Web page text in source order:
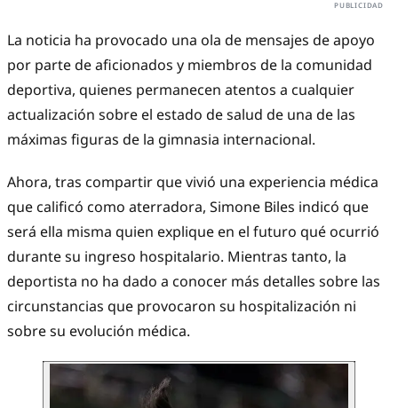
La noticia ha provocado una ola de mensajes de apoyo
por parte de aficionados y miembros de la comunidad
deportiva, quienes permanecen atentos a cualquier
actualización sobre el estado de salud de una de las
máximas figuras de la gimnasia internacional.
Ahora, tras compartir que vivió una experiencia médica
que calificó como aterradora, Simone Biles indicó que
será ella misma quien explique en el futuro qué ocurrió
durante su ingreso hospitalario. Mientras tanto, la
deportista no ha dado a conocer más detalles sobre las
circunstancias que provocaron su hospitalización ni
sobre su evolución médica.